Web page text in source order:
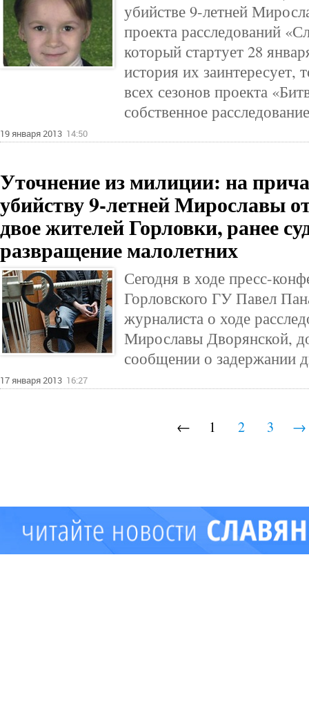
убийстве 9-летней
проекта расследований
который стартует 28
история их
всех сезонов проекта
собственное
19 января 2013 14:50
Уточнение из милиции: на
убийству 9-летней Мирославы
двое жителей Горловки, ранее
развращение малолетних
Сегодня в ходе пресс-
Горловского ГУ Павел
журналиста о ходе
Мирославы Дворянской,
сообщении о задержании
17 января 2013 16:27
← 1 2 3 →